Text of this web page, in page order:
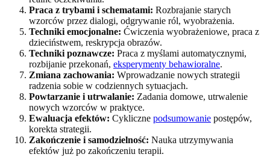
Praca z trybami i schematami: Rozbrajanie starych
wzorców przez dialogi, odgrywanie ról, wyobrażenia.
Techniki emocjonalne: Ćwiczenia wyobrażeniowe, praca z
dzieciństwem, reskrypcja obrazów.
Techniki poznawcze: Praca z myślami automatycznymi,
rozbijanie przekonań, eksperymenty behawioralne.
Zmiana zachowania: Wprowadzanie nowych strategii
radzenia sobie w codziennych sytuacjach.
Powtarzanie i utrwalanie: Zadania domowe, utrwalenie
nowych wzorców w praktyce.
Ewaluacja efektów: Cykliczne podsumowanie postępów,
korekta strategii.
Zakończenie i samodzielność: Nauka utrzymywania
efektów już po zakończeniu terapii.